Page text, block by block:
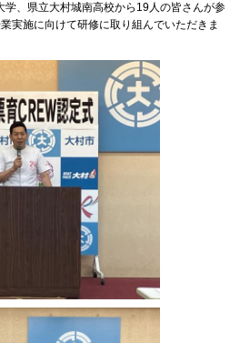
学、県立大村城南高校から19人の皆さんが参
実施に向けて研修に取り組んでいただきま